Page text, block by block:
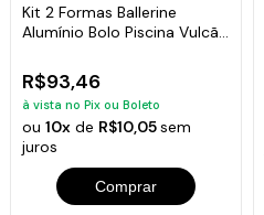
Kit 2 Formas Ballerine
Alumínio Bolo Piscina Vulcão
R$93,46
à vista no Pix ou Boleto
ou10x de R$10,05sem
juros
Comprar